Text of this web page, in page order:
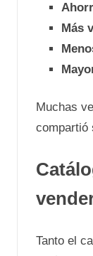
Más
Muchas
compartió
Tanto el